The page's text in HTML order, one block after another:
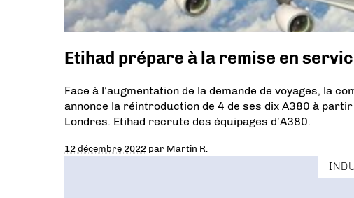
Etihad prépare à la remise en
Face à l’augmentation de la demande de voyages, la
annonce la réintroduction de 4 de ses dix A380 à
Londres. Etihad recrute des équipages d’A380.
12 décembre 2022 par Martin R.